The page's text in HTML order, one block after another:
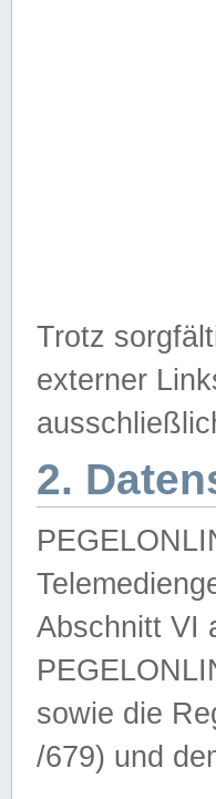
Trotz
externer
2.
Abschnitt VI
sowie die
/679) und